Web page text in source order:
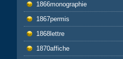
1866monographie
1867permis
1868lettre
1870affiche